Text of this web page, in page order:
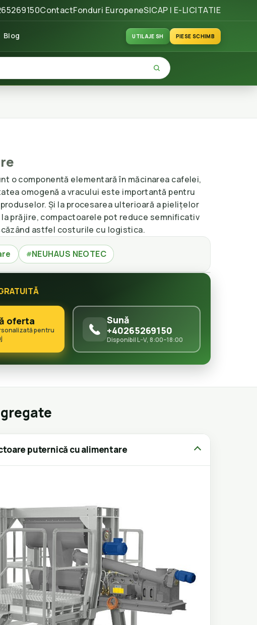
ContactFonduri EuropeneSICAP | E-LICITATIE
Blog UTILAJE SH PIESE SCHIMB
o componentă elementară în măcinarea cafelei,
omogenă a vracului este importantă pentru
Și la procesarea ulterioară a pielițelor
prăjire, compactoarele pot reduce semnificativ
astfel costurile cu logistica.
#NEUHAUS NEOTEC
oferta
pentru
Sună
+40265269150
Disponibil L–V, 8:00–18:00
puternică cu alimentare